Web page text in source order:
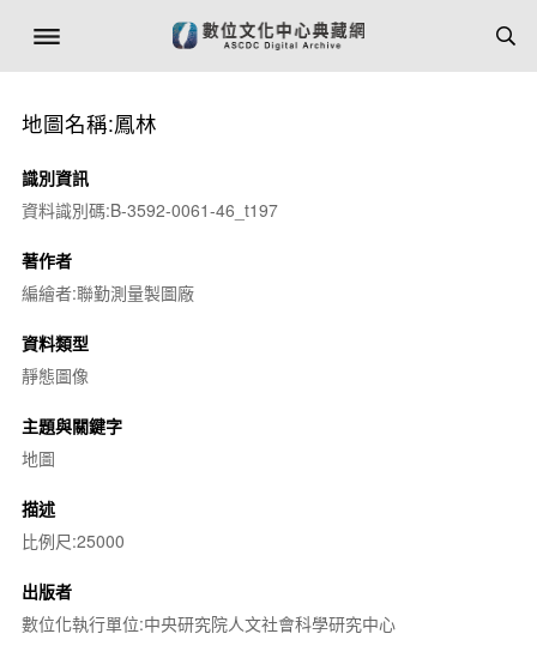
地圖名稱:鳳林
識別資訊
資料識別碼:B-3592-0061-46_t197
著作者
編繪者:聯勤測量製圖廠
資料類型
靜態圖像
主題與關鍵字
地圖
描述
比例尺:25000
出版者
數位化執行單位:中央研究院人文社會科學研究中心